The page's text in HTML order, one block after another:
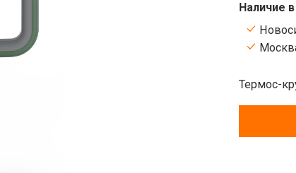
Наличие
Термос-